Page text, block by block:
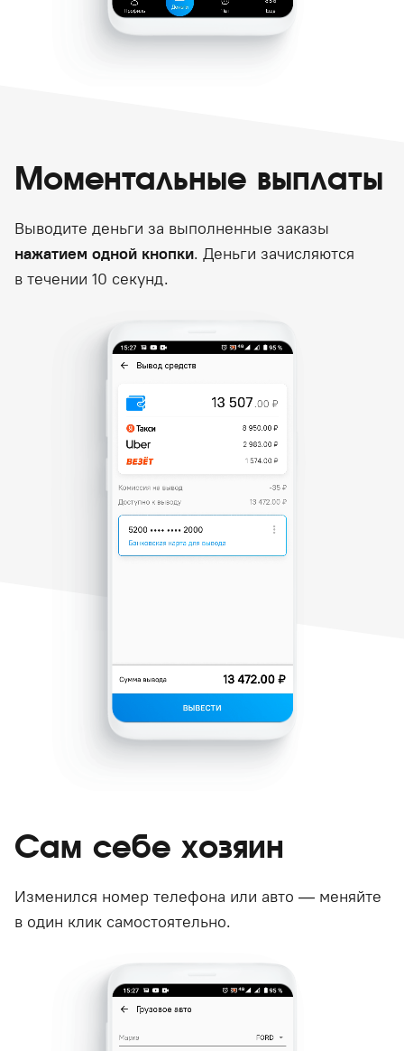
Моментальные выплаты
Выводите деньги за выполненные заказы
нажатием одной кнопки. Деньги зачисляются
в течении 10 секунд.
Сам себе хозяин
Изменился номер телефона или авто — меняйте
в один клик самостоятельно.